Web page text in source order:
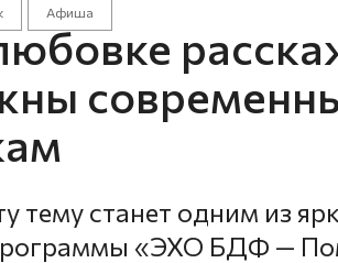
Афиша
тему станет одним из
«ЭХО БДФ —